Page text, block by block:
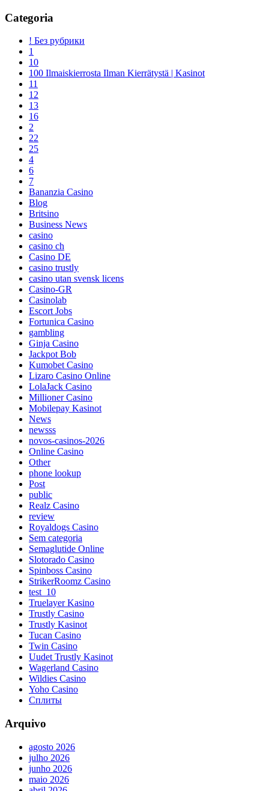
Categoria
! Без рубрики
1
10
100 Ilmaiskierrosta Ilman Kierrätystä | Kasinot
11
12
13
16
2
22
25
4
6
7
Bananzia Casino
Blog
Britsino
Business News
casino
casino ch
Casino DE
casino trustly
casino utan svensk licens
Casino-GR
Casinolab
Escort Jobs
Fortunica Casino
gambling
Ginja Casino
Jackpot Bob
Kumobet Casino
Lizaro Casino Online
LolaJack Casino
Millioner Casino
Mobilepay Kasinot
News
newsss
novos-casinos-2026
Online Casino
Other
phone lookup
Post
public
Realz Casino
review
Royaldogs Casino
Sem categoria
Semaglutide Online
Slotorado Casino
Spinboss Casino
StrikerRoomz Casino
test_10
Truelayer Kasino
Trustly Casino
Trustly Kasinot
Tucan Casino
Twin Casino
Uudet Trustly Kasinot
Wagerland Casino
Wildies Casino
Yoho Casino
Сплиты
Arquivo
agosto 2026
julho 2026
junho 2026
maio 2026